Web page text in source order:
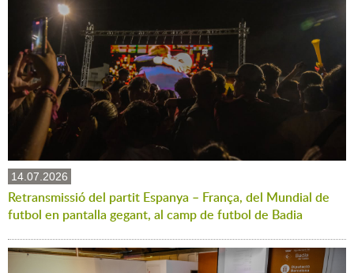
14.07.2026
Retransmissió del partit Espanya – França, del Mundial de
futbol en pantalla gegant, al camp de futbol de Badia